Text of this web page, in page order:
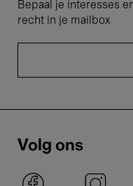
Bepaal je interesses
recht in je mailbox
Volg ons